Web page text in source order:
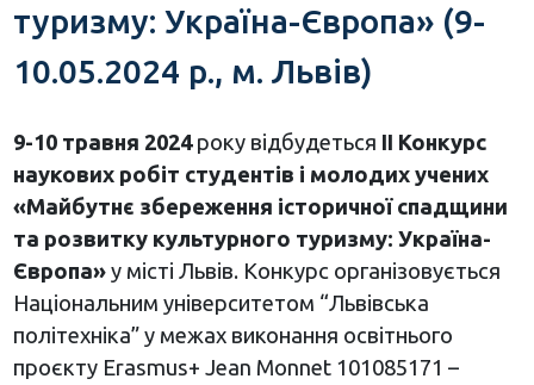
туризму: Україна-Європа» (9-
10.05.2024 р., м. Львів)
9-10 травня 2024року відбудеться ІІ Конкурс
наукових робіт студентів і молодих учених
«Майбутнє збереження історичної спадщини
та розвитку культурного туризму: Україна-
Європа»у місті Львів. Конкурс організовується
Національним університетом “Львівська
політехніка” у межах виконання освітнього
проєкту Erasmus+ Jean Monnet 101085171 –